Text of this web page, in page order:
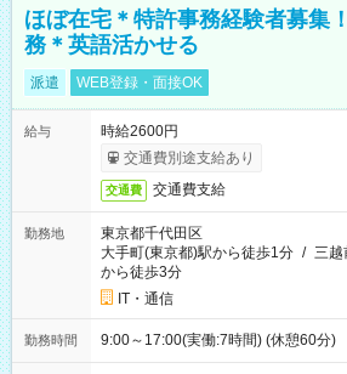
ほぼ在宅＊特許事務経験者募集
務＊英語活かせる
派遣 WEB登録・面接OK
給与
時給2600円
交通費別途支給あり
交通費 交通費支給
勤務地
東京都千代田区
大手町(東京都)駅から徒歩1分 / 三越
から徒歩3分
IT・通信
勤務時間 9:00～17:00(実働:7時間) (休憩60分)